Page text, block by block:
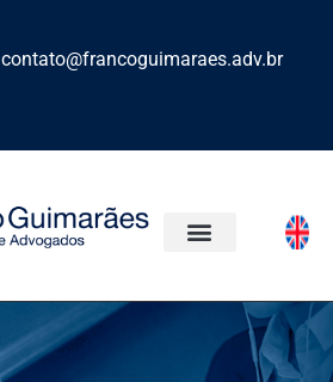
contato@francoguimaraes.adv.br